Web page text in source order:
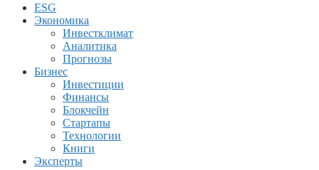
ESG
Экономика
Инвестклимат
Аналитика
Прогнозы
Бизнес
Инвестиции
Финансы
Блокчейн
Стартапы
Технологии
Книги
Эксперты